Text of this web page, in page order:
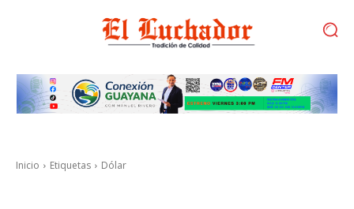
Inicio Etiquetas Dólar